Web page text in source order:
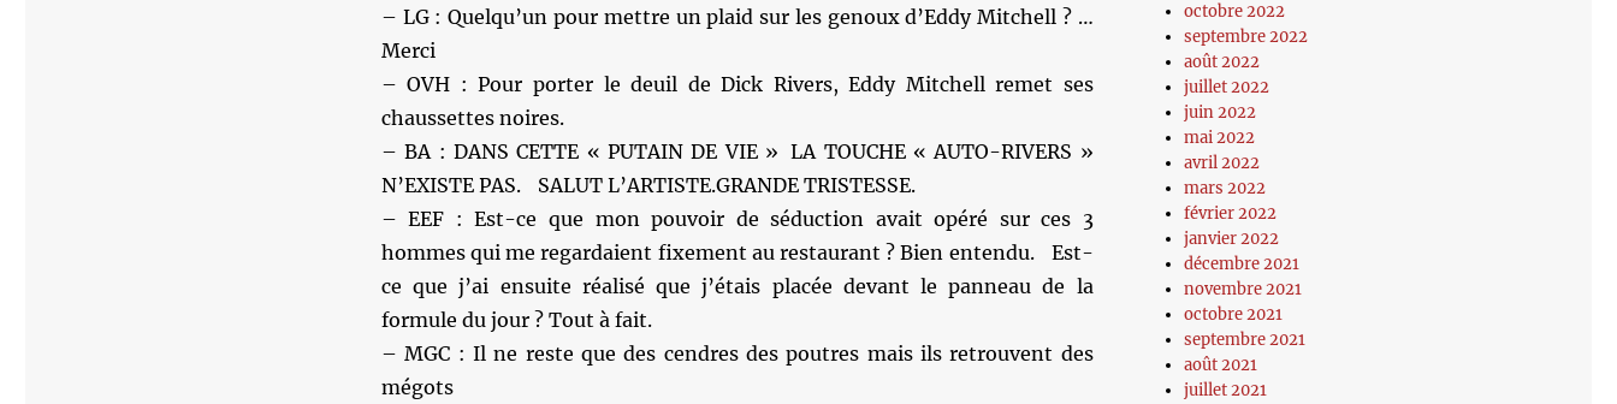
– LG : Quelqu’un pour mettre un plaid sur les genoux d’Eddy Mitchell ? …
Merci
– OVH : Pour porter le deuil de Dick Rivers, Eddy Mitchell remet ses
chaussettes noires.
– BA : DANS CETTE « PUTAIN DE VIE » LA TOUCHE « AUTO-RIVERS »
N’EXISTE PAS. SALUT L’ARTISTE.GRANDE TRISTESSE.
– EEF : Est-ce que mon pouvoir de séduction avait opéré sur ces 3
hommes qui me regardaient fixement au restaurant ? Bien entendu. Est-
ce que j’ai ensuite réalisé que j’étais placée devant le panneau de la
formule du jour ? Tout à fait.
– MGC : Il ne reste que des cendres des poutres mais ils retrouvent des
mégots
octobre 2022
septembre 2022
août 2022
juillet 2022
juin 2022
mai 2022
avril 2022
mars 2022
février 2022
janvier 2022
décembre 2021
novembre 2021
octobre 2021
septembre 2021
août 2021
juillet 2021